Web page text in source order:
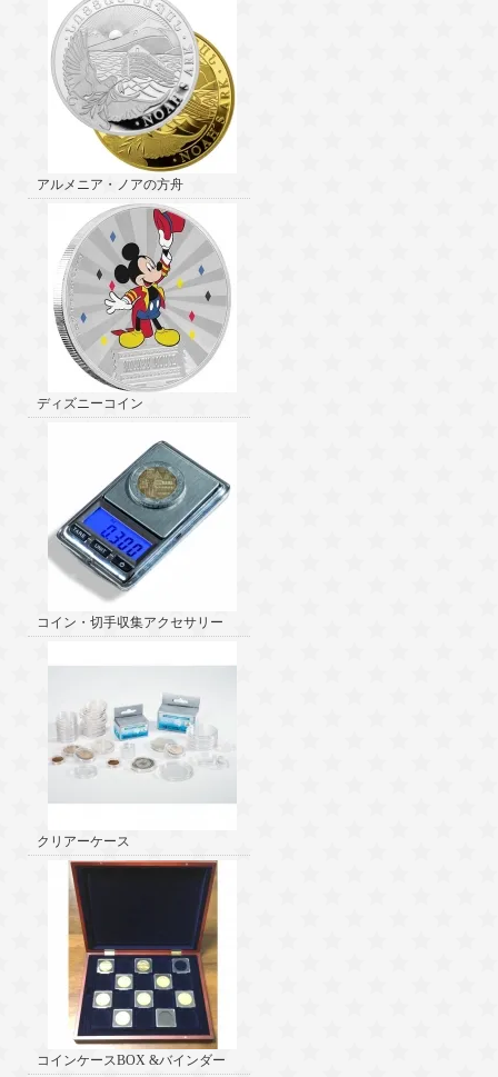
アルメニア・ノアの方舟
ディズニーコイン
コイン・切手収集アクセサリー
クリアーケース
コインケースBOX &バインダー